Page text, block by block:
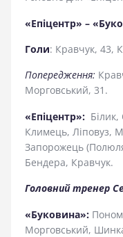
«Епіцентр» –
Голи: Кравчук, 43,
Попередження:
Морговський, 31.
«Епіцентр»:
Климець, Ліповуз,
Запорожець
Бендера, Кравчук.
Головний тренер
«Буковина»:
Морговський,